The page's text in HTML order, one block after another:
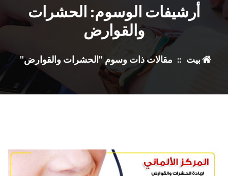
أرشيفات الوسوم: الحشرات
والقوارض
بيت :: مقالات ذات وسوم "الحشرات والقوارض"